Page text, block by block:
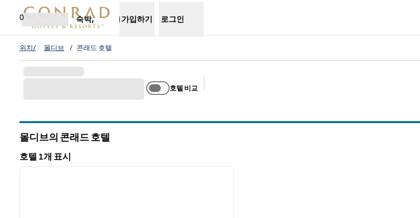
콘텐츠로 이동
0
숙박,
새 탭 열림
가입하기 로그인
위치/ 몰디브 / 콘래드 호텔
호텔 비교
몰디브의 콘래드 호텔
호텔 1개 표시
호텔 1개 표시
1/12
다음 이미지